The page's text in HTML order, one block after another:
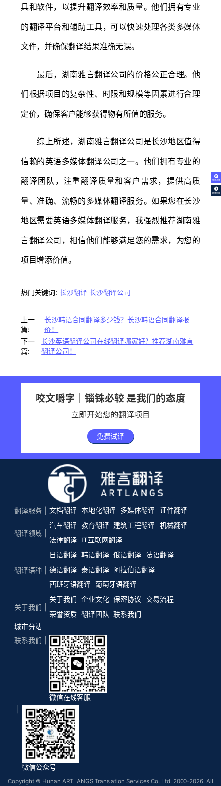
免费试译
翻译价格
具和软件，以提升翻译效率和质量。他们拥有专业
的翻译平台和辅助工具，可以快速处理各类多媒体
文件，并确保翻译结果准确无误。
最后，湖南雅言翻译公司的价格公正合理。他
们根据项目的复杂性、时限和规模等因素进行合理
定价，确保客户能够获得物有所值的服务。
综上所述，湖南雅言翻译公司是长沙地区值得
信赖的英语多媒体翻译公司之一。他们拥有专业的
翻译团队，注重翻译质量和客户需求，提供高质
量、准确、流畅的多媒体翻译服务。如果您在长沙
地区需要英语多媒体翻译服务，我强烈推荐湖南雅
言翻译公司，相信他们能够满足您的需求，为您的
项目增添价值。
热门关键词: 长沙翻译 长沙翻译公司
上一
篇:
长沙韩语合同翻译多少钱？长沙韩语合同翻译报
价！
下一
篇:
长沙英语翻译公司在线翻译哪家好？推荐湖南雅言
翻译公司！
咬文嚼字｜锱铢必较 是我们的态度
立即开始您的翻译项目
免费试译
翻译服务 文档翻译 本地化翻译 多媒体翻译 证件翻译
翻译领域
汽车翻译 教育翻译 建筑工程翻译 机械翻译
法律翻译
IT互联网翻译
翻译语种
日语翻译 韩语翻译 俄语翻译
法语翻译
德语翻译 泰语翻译 阿拉伯语翻译
西班牙语翻译 葡萄牙语翻译
关于我们
关于我们 企业文化 保密协议
交易流程
荣誉资质 翻译团队
联系我们
城市分站
联系我们
微信在线客服
微信公众号
Copyright © Hunan ARTLANGS Translation Services Co, Ltd. 2000-2026. All